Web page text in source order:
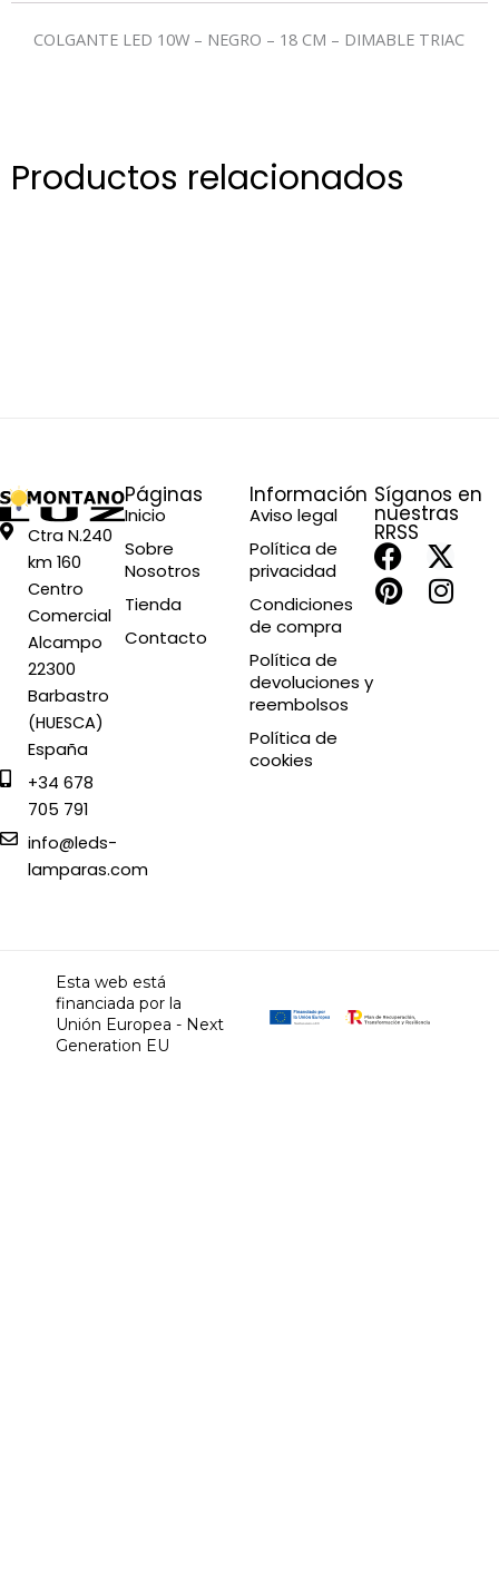
COLGANTE LED 10W – NEGRO – 18 CM – DIMABLE TRIAC
Productos relacionados
Ctra N.240
km 160
Centro
Comercial
Alcampo
22300
Barbastro
(HUESCA)
España
+34 678
705 791
info@leds-
lamparas.com
Páginas
Inicio
Sobre
Nosotros
Tienda
Contacto
Información
Aviso legal
Política de
privacidad
Condiciones
de compra
Política de
devoluciones y
reembolsos
Política de
cookies
Síganos en
nuestras
RRSS
F
a
c
X
-
t
P
i
n
I
n
s
Esta web está
financiada por la
Unión Europea - Next
Generation EU